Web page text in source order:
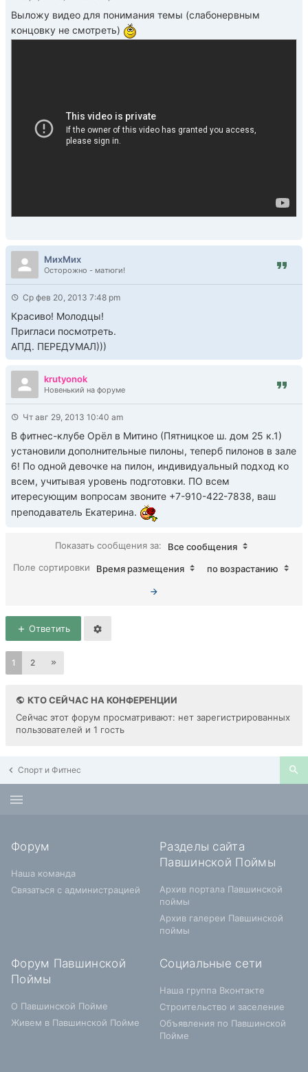
Выложу видео для понимания темы (слабонервным
концовку не смотреть)
МихМих
Осторожно - матюги!
Ср фев 20, 2013 7:48 pm
Красиво! Молодцы!
Пригласи посмотреть.
АПД. ПЕРЕДУМАЛ)))
krutyonok
Новенький на форуме
Чт авг 29, 2013 10:40 am
В фитнес-клубе Орёл в Митино (Пятницкое ш. дом 25 к.1)
установили дополнительные пилоны, теперб пилонов в зале
6! По одной девочке на пилон, индивидуальный подход ко
всем, учитывая уровень подготовки. ПО всем
итересующим вопросам звоните +7-910-422-7838, ваш
преподаватель Екатерина.
Показать сообщения за:
Все сообщения
Поле сортировки
Время размещения по возрастанию
Ответить
1 2
КТО СЕЙЧАС НА КОНФЕРЕНЦИИ
Сейчас этот форум просматривают: нет зарегистрированных
пользователей и 1 гость
Спорт и Фитнес
Форум
Наша команда
Связаться с администрацией
Разделы сайта
Павшинской Поймы
Архив портала Павшинской
поймы
Архив галереи Павшинской
поймы
Форум Павшинской
Поймы
О Павшинской Пойме
Живем в Павшинской Пойме
Социальные сети
Наша группа Вконтакте
Строительство и заселение
Объявления по Павшинской
Пойме